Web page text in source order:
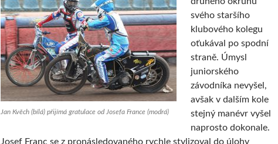
Jan Kvěch (bílá) přijímá gratulace od Josefa France (modrá)
svého staršího
klubového kolegu
oťukával po spodní
straně. Úmysl
juniorského
závodníka nevyšel,
avšak v dalším kole
stejný manévr vyšel
naprosto dokonale.
Josef Franc se z pronásledovaného rychle stylizoval do úlohy